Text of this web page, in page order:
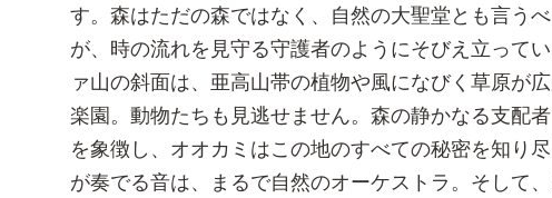
す。森はただの森ではなく、自然の大聖堂とも言う
が、時の流れを見守る守護者のようにそびえ立って
ァ山の斜面は、亜高山帯の植物や風になびく草原が
楽園。動物たちも見逃せません。森の静かなる支配
を象徴し、オオカミはこの地のすべての秘密を知り
が奏でる音は、まるで自然のオーケストラ。そして